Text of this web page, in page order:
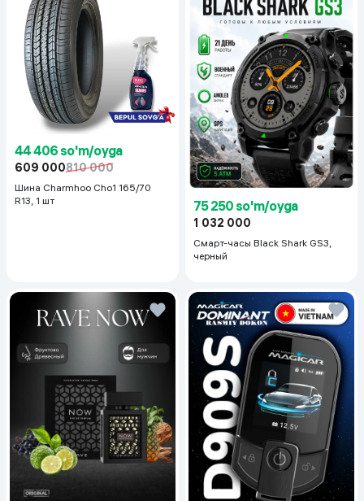
44 406 so'm/oyga
609 000810 000
Шина Charmhoo Cho1 165/70
R13, 1 шт
75 250 so'm/oyga
1 032 000
Смарт-часы Black Shark GS3,
черный